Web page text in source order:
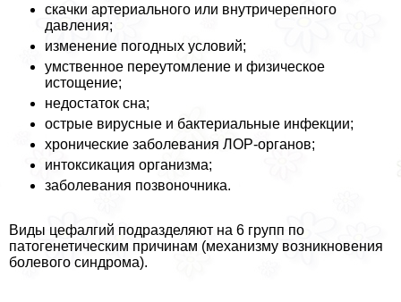
скачки артериального или внутричерепного
давления;
изменение погодных условий;
умственное переутомление и физическое
истощение;
недостаток сна;
острые вирусные и бактериальные инфекции;
хронические заболевания ЛОР-органов;
интоксикация организма;
заболевания позвоночника.
Виды цефалгий подразделяют на 6 групп по
патогенетическим причинам (механизму возникновения
болевого синдрома).